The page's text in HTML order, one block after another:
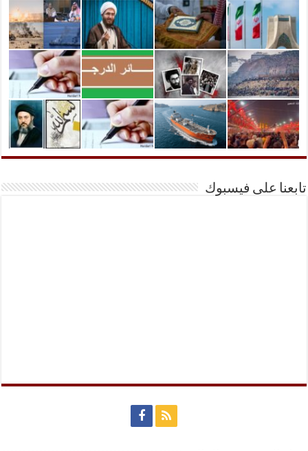
تابعنا على فيسبوك